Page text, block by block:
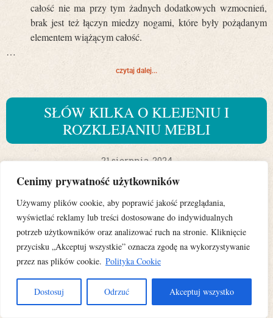
Cenimy prywatność użytkowników
Używamy plików cookie, aby poprawić jakość przeglądania,
wyświetlać reklamy lub treści dostosowane do indywidualnych
potrzeb użytkowników oraz analizować ruch na stronie. Kliknięcie
przycisku „Akceptuj wszystkie” oznacza zgodę na wykorzystywanie
przez nas plików cookie. Polityka Cookie
Dostosuj Odrzuć Akceptuj wszystko
całość nie ma przy tym żadnych dodatkowych wzmocnień,
brak jest też łączyn miedzy nogami, które były pożądanym
elementem wiążącym całość.
…
czytaj dalej...
SŁÓW KILKA O KLEJENIU I
ROZKLEJANIU MEBLI
21 sierpnia, 2024
Klejenie drewna w dziedzinie renowacji to temat rzeka, podobnie z
resztą jak w całym szerokopojętym stolarstwie. O klejeniu drewna
można rozmawiać bez końca. Powstały o tym długie elaboraty,
napisano dedykowane tylko temu procesowi książki i publikacje.
Mój wpis jest więc tylko namiastką informacji opierającą się na
warsztatowym doświadczeniu jakie mam w tym temacie i
możemy zastosować, nie wykraczając oczywiście poza zasady
jakich trzyma się konserwacja i restauracja mebli dawnych. Zdaję